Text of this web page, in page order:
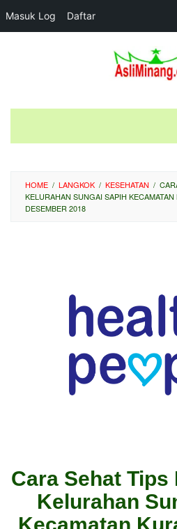
Masuk Log Daftar
HOME / LANGKOK / KESEHATAN /
KELURAHAN SUNGAI SAPIH
DESEMBER 2018
Cara Sehat Tips
Kelurahan
Kecamatan